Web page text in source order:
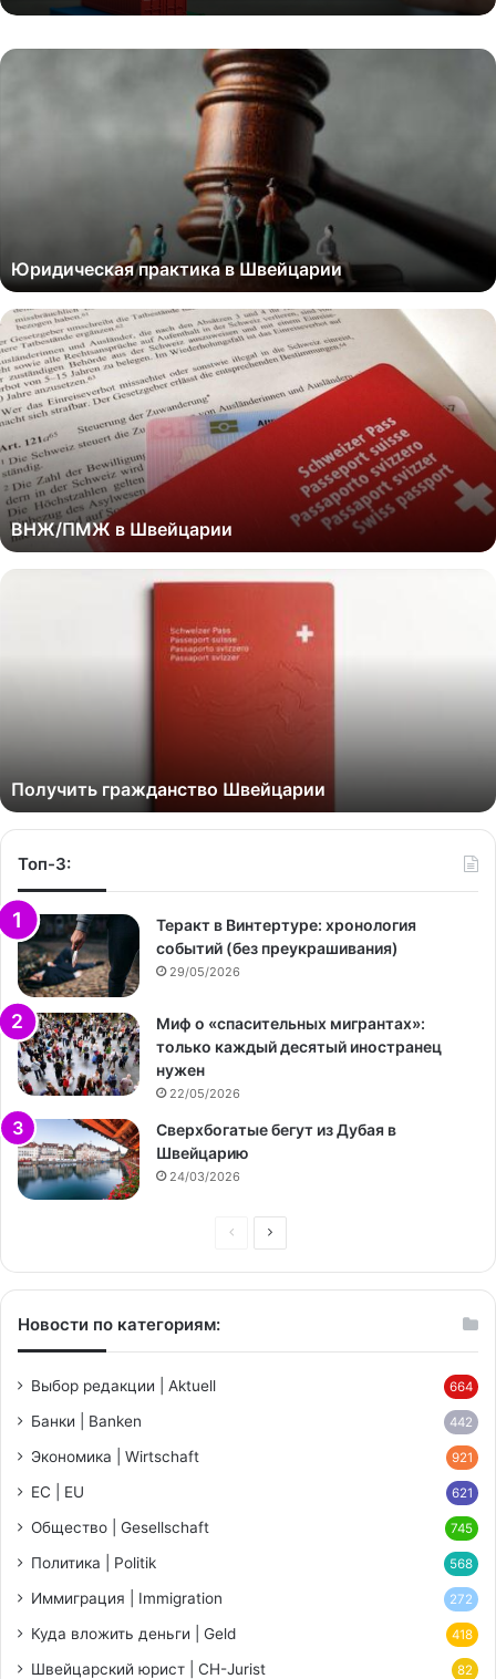
Юридическая практика в Швейцарии
ВНЖ/ПМЖ в Швейцарии
Получить гражданство Швейцарии
Топ-3:
Теракт в Винтертуре: хронология
событий (без преукрашивания)
29/05/2026
Миф о «спасительных мигрантах»:
только каждый десятый иностранец
нужен
22/05/2026
Сверхбогатые бегут из Дубая в
Швейцарию
24/03/2026
Предыдущая
Следующая
Новости по категориям:
Выбор редакции | Aktuell 664
Банки | Banken 442
Экономика | Wirtschaft 921
ЕС | EU 621
Общество | Gesellschaft 745
Политика | Politik 568
Иммиграция | Immigration 272
Куда вложить деньги | Geld 418
Швейцарский юрист | CH-Jurist 82